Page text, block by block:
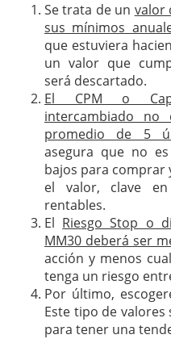
Se trata de un valor
sus mínimos
que estuviera
un valor que
será descartado.
El CPM o
intercambiado
promedio de 5
asegura que no
bajos para comprar
el valor, clave
rentables.
El Riesgo Stop o
MM30 deberá ser
acción y menos
tenga un riesgo
Por último,
Este tipo de
para tener una